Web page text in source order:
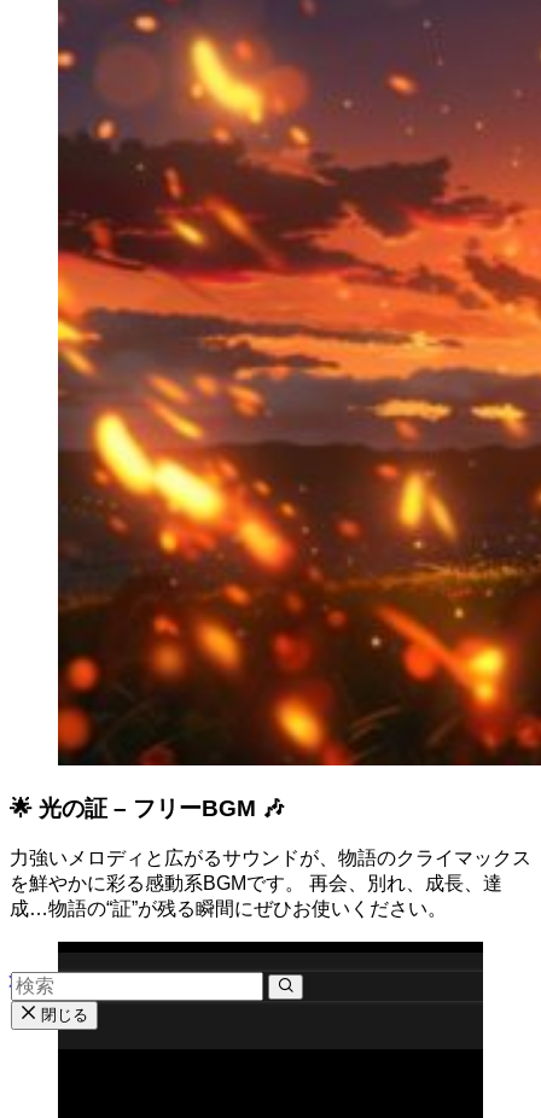
🌟 光の証 – フリーBGM 🎶
力強いメロディと広がるサウンドが、物語のクライマックス
を鮮やかに彩る感動系BGMです。 再会、別れ、成長、達
成…物語の“証”が残る瞬間にぜひお使いください。
閉じる